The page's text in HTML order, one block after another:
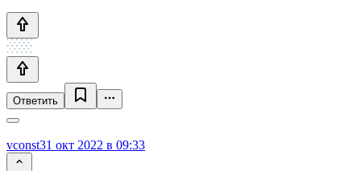
Ответить
vconst31 окт 2022 в 09:33